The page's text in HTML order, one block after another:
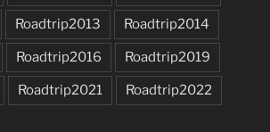
Roadtrip2013 Roadtrip2014
Roadtrip2016 Roadtrip2019
Roadtrip2021 Roadtrip2022